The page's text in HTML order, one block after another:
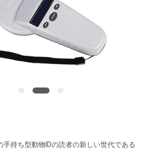
手持ち型動物IDの読者の新しい世代である